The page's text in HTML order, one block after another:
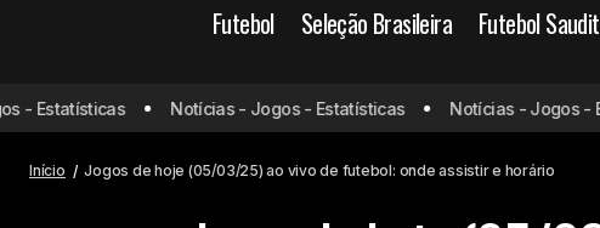
Futebol Seleção Brasileira Futebol
Arsenal detona o PSV e encaminha
classificação
Brasil Jogos de hoje
Mundo
Estatísticas Notícias - Jogos - Estatísticas Notícias - Jogos -
Início Jogos de hoje (05/03/25) ao vivo de futebol: onde assistir e horário